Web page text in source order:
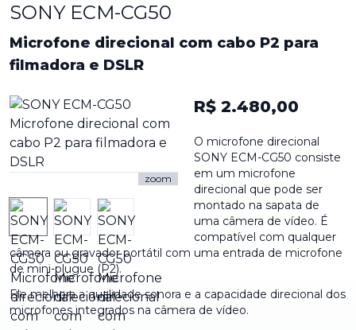
SONY ECM-CG50
Microfone direcional com cabo P2 para
filmadora e DSLR
zoom
R$ 2.480,00
O microfone direcional
SONY ECM-CG50 consiste
em um microfone
direcional que pode ser
montado na sapata de
uma câmera de vídeo. É
compatível com qualquer
câmera ou gravador portátil com uma entrada de microfone
de mini-plugue (P2).
Ele melhora a qualidade sonora e a capacidade direcional dos
microfones integrados na câmera de vídeo.